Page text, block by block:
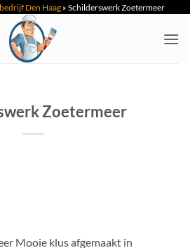
Den Haag» Schilderswerk Zoetermeer
Zoetermeer
Mooie klus afgemaakt in